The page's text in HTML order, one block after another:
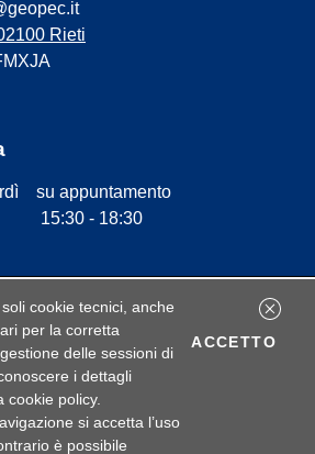
cookie tecnici, anche
per la corretta
delle sessioni di
i dettagli
cookie policy.
si accetta l’uso
è possibile
ACCETTO
Rieti
su appuntamento
- 18:30